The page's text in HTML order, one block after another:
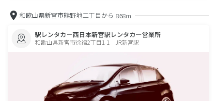
和歌山県新宮市熊野地二丁目から 868m
駅レンタカー西日本新宮駅レンタカー営業所
和歌山県新宮市徐福2丁目1-1 JR新宮駅